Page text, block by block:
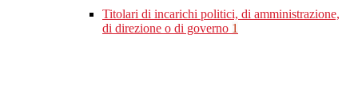
Titolari di incarichi politici, di amministrazione,
di direzione o di governo 1